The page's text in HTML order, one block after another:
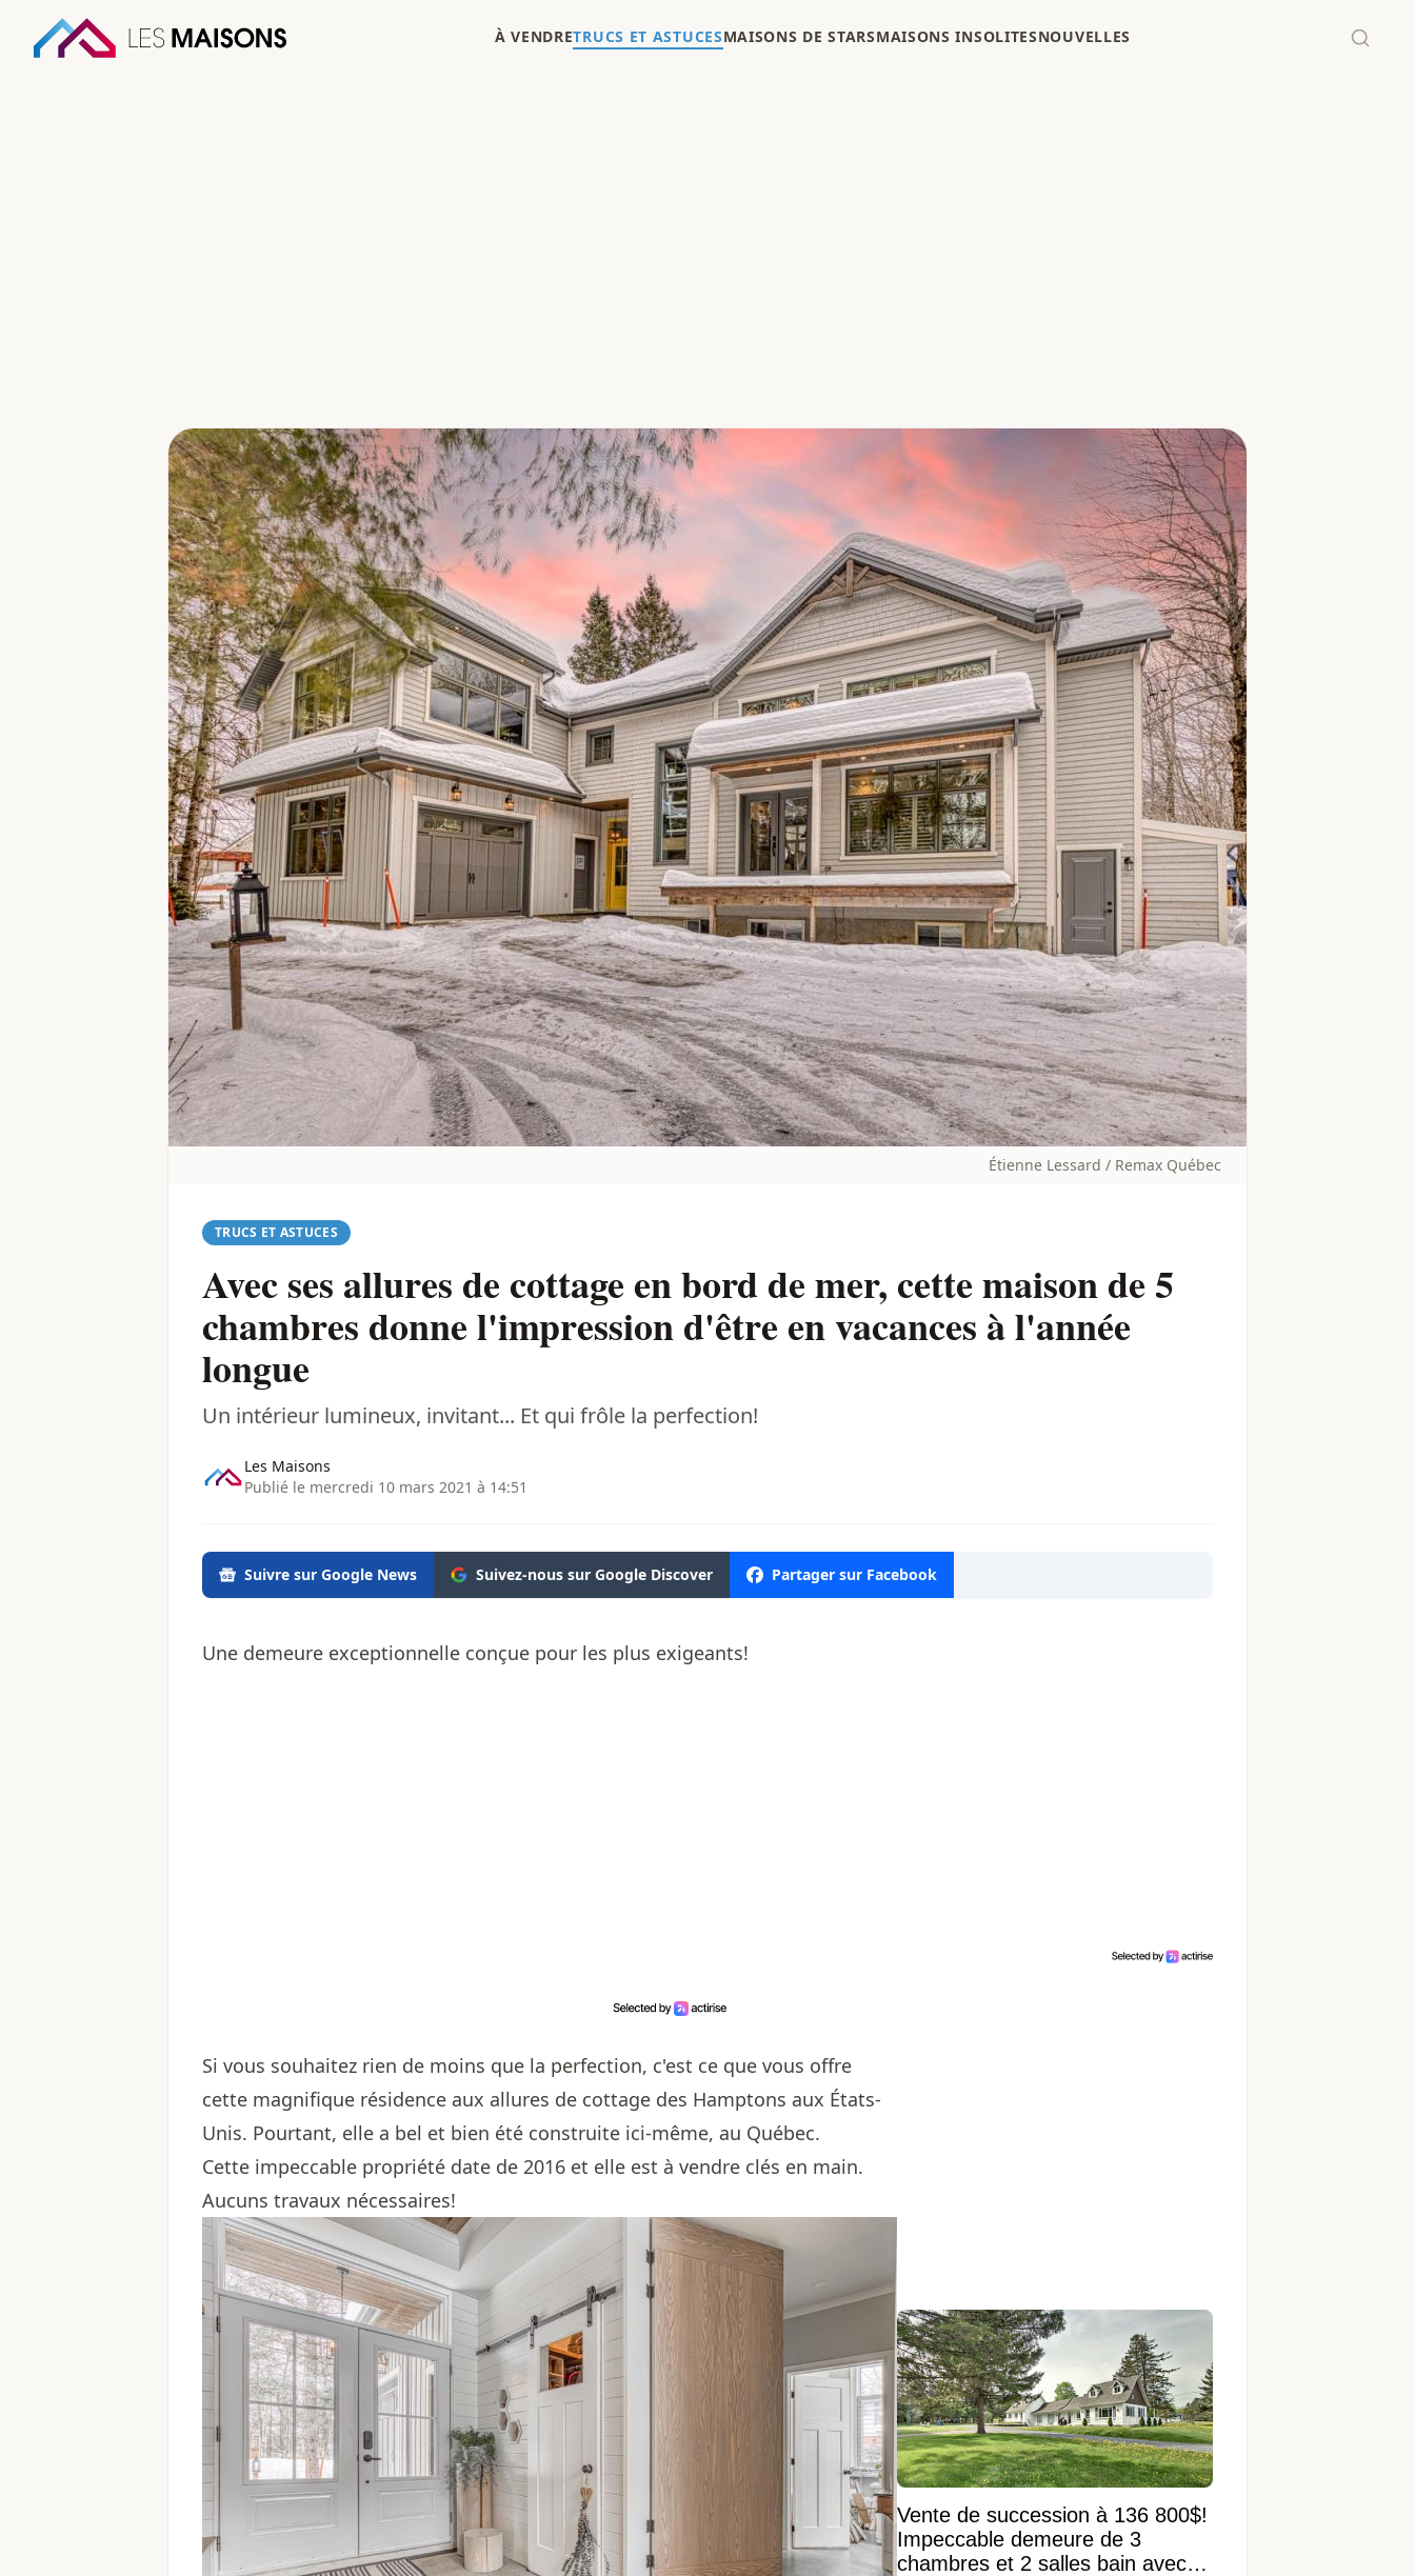
À VENDRETRUCS ET ASTUCESMAISONS DE STARSMAISONS INSOLITESNOUVELLES
Étienne Lessard / Remax Québec
TRUCS ET ASTUCES
Avec ses allures de cottage en bord de mer, cette maison de 5
chambres donne l'impression d'être en vacances à l'année
longue
Un intérieur lumineux, invitant... Et qui frôle la perfection!
Les Maisons
Publié le mercredi 10 mars 2021 à 14:51
Suivre sur Google News Suivez-nous sur Google Discover Partager sur Facebook
Une demeure exceptionnelle conçue pour les plus exigeants!
Si vous souhaitez rien de moins que la perfection, c'est ce que vous offre
cette magnifique résidence aux allures de cottage des Hamptons aux États-
Unis. Pourtant, elle a bel et bien été construite ici-même, au Québec.
Cette impeccable propriété date de 2016 et elle est à vendre clés en main.
Aucuns travaux nécessaires!
Vente de succession à 136 800$!
Impeccable demeure de 3
chambres et 2 salles bain avec